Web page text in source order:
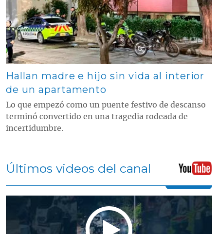
Hallan madre e hijo sin vida al interior
de un apartamento
Lo que empezó como un puente festivo de descanso
terminó convertido en una tragedia rodeada de
incertidumbre.
Últimos videos del canal